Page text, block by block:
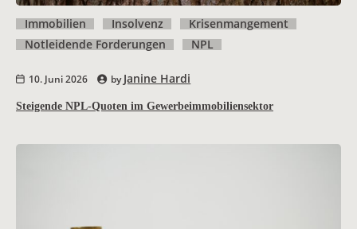
Immobilien Insolvenz
Krisenmangement
Notleidende Forderungen
NPL
10. Juni 2026 byJanine Hardi
Steigende NPL-Quoten im Gewerbeimmobiliensektor